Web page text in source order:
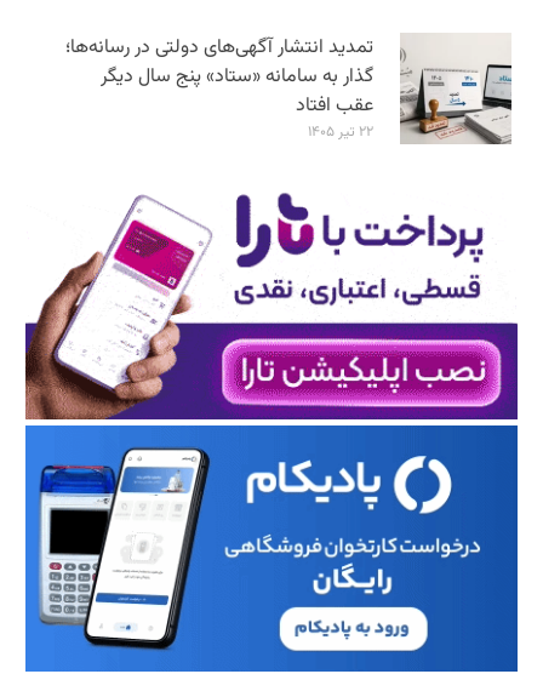
تمدید انتشار آگهی‌های دولتی در رسانه‌ها؛
گذار به سامانه «ستاد» پنج سال دیگر
عقب افتاد
۲۲ تیر ۱۴۰۵